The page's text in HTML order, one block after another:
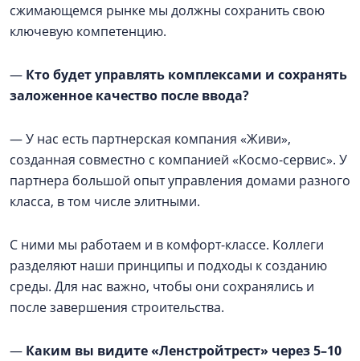
сжимающемся рынке мы должны сохранить свою
ключевую компетенцию.
— Кто будет управлять комплексами и сохранять
заложенное качество после ввода?
— У нас есть партнерская компания «Живи»,
созданная совместно с компанией «Космо-сервис». У
партнера большой опыт управления домами разного
класса, в том числе элитными.
С ними мы работаем и в комфорт-классе. Коллеги
разделяют наши принципы и подходы к созданию
среды. Для нас важно, чтобы они сохранялись и
после завершения строительства.
— Каким вы видите «Ленстройтрест» через 5–10